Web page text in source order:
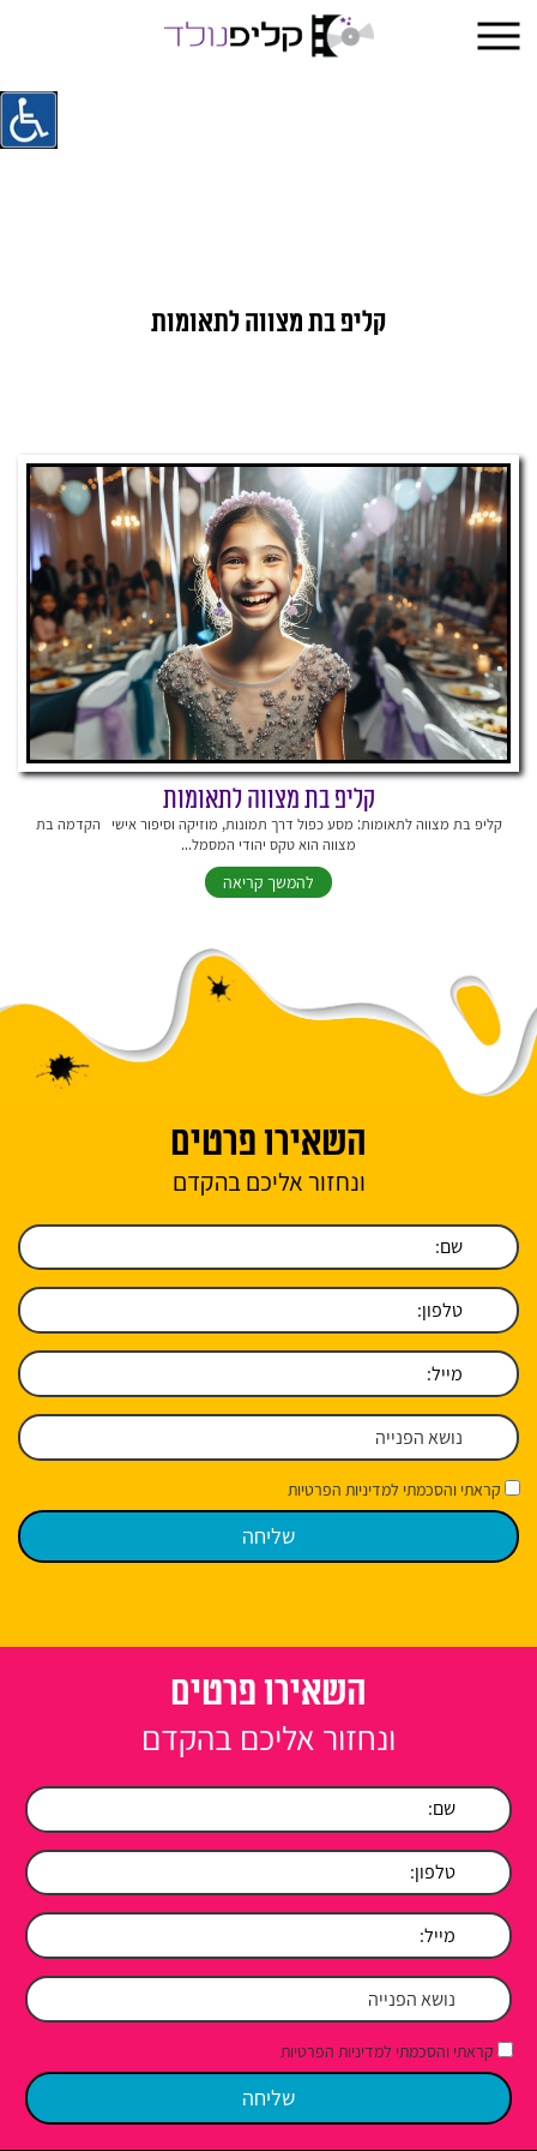
קליפ בת מצווה לתאומות
קליפ בת מצווה לתאומות
קליפ בת מצווה לתאומות: מסע כפול דרך תמונות, מוזיקה וסיפור אישי הקדמה בת
מצווה הוא טקס יהודי המסמל...
להמשך קריאה
השאירו פרטים
ונחזור אליכם בהקדם
קראתי והסכמתי למדיניות הפרטיות
השאירו פרטים
ונחזור אליכם בהקדם
קראתי והסכמתי למדיניות הפרטיות